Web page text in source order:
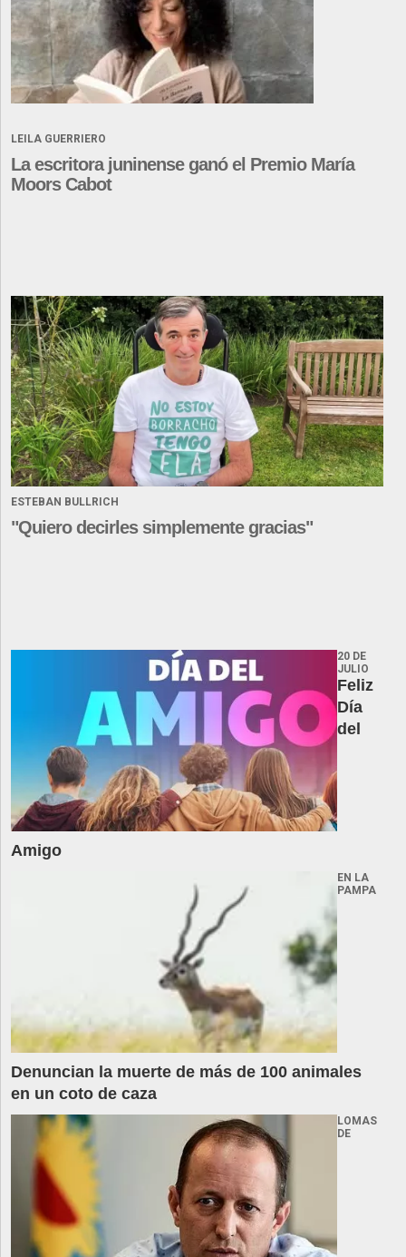
LEILA GUERRIERO
La escritora juninense ganó el Premio María
Moors Cabot
ESTEBAN BULLRICH
"Quiero decirles simplemente gracias"
20 DE
JULIO
Feliz
Día
del
Amigo
EN LA
PAMPA
Denuncian la muerte de más de 100 animales
en un coto de caza
LOMAS
DE